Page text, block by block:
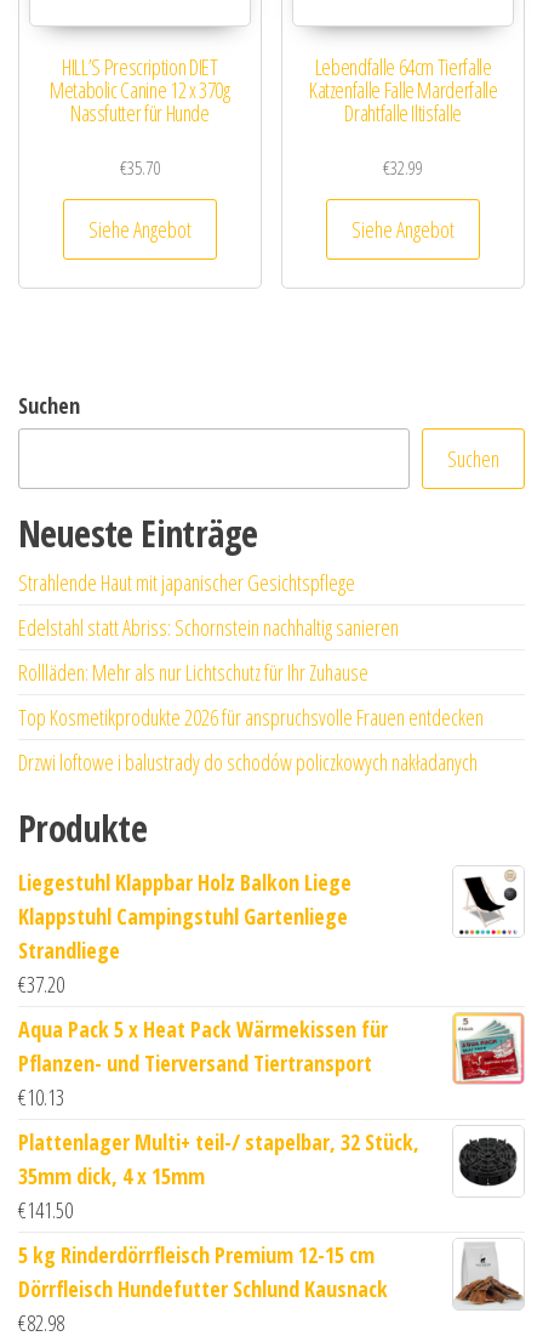
HILL’S Prescription DIET
Metabolic Canine 12 x 370g
Nassfutter für Hunde
€35.70
Siehe Angebot
Lebendfalle 64cm Tierfalle
Katzenfalle Falle Marderfalle
Drahtfalle Iltisfalle
€32.99
Siehe Angebot
Suchen
Suchen
Neueste Einträge
Strahlende Haut mit japanischer Gesichtspflege
Edelstahl statt Abriss: Schornstein nachhaltig sanieren
Rollläden: Mehr als nur Lichtschutz für Ihr Zuhause
Top Kosmetikprodukte 2026 für anspruchsvolle Frauen entdecken
Drzwi loftowe i balustrady do schodów policzkowych nakładanych
Produkte
Liegestuhl Klappbar Holz Balkon Liege
Klappstuhl Campingstuhl Gartenliege
Strandliege
€37.20
Aqua Pack 5 x Heat Pack Wärmekissen für
Pflanzen- und Tierversand Tiertransport
€10.13
Plattenlager Multi+ teil-/ stapelbar, 32 Stück,
35mm dick, 4 x 15mm
€141.50
5 kg Rinderdörrfleisch Premium 12-15 cm
Dörrfleisch Hundefutter Schlund Kausnack
€82.98